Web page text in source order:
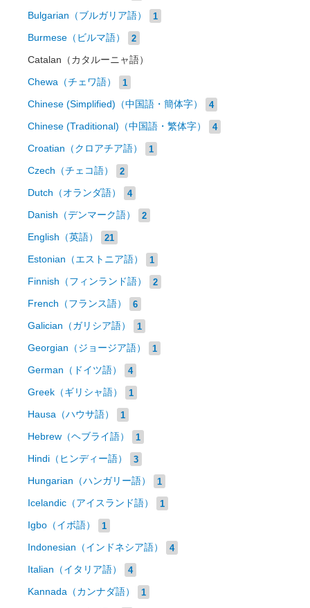
Bulgarian（ブルガリア語） 1
Burmese（ビルマ語） 2
Catalan（カタルーニャ語）
Chewa（チェワ語） 1
Chinese (Simplified)（中国語・簡体字） 4
Chinese (Traditional)（中国語・繁体字） 4
Croatian（クロアチア語） 1
Czech（チェコ語） 2
Dutch（オランダ語） 4
Danish（デンマーク語） 2
English（英語） 21
Estonian（エストニア語） 1
Finnish（フィンランド語） 2
French（フランス語） 6
Galician（ガリシア語） 1
Georgian（ジョージア語） 1
German（ドイツ語） 4
Greek（ギリシャ語） 1
Hausa（ハウサ語） 1
Hebrew（ヘブライ語） 1
Hindi（ヒンディー語） 3
Hungarian（ハンガリー語） 1
Icelandic（アイスランド語） 1
Igbo（イボ語） 1
Indonesian（インドネシア語） 4
Italian（イタリア語） 4
Kannada（カンナダ語） 1